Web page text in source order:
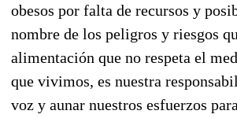
obesos por falta de recursos y
nombre de los peligros y riesgos
alimentación que no respeta el
que vivimos, es nuestra
voz y aunar nuestros esfuerzos